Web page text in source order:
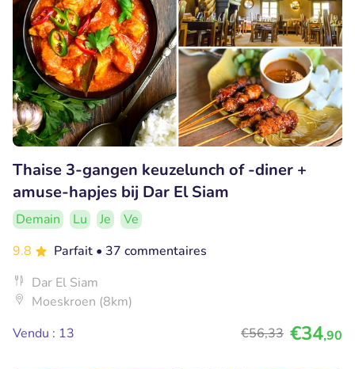
Thaise 3-gangen keuzelunch of -diner +
amuse-hapjes bij Dar El Siam
Demain Lu Je
Ve
9.8
Parfait • 37 commentaires
Dar El Siam
Moeskroen (8km)
Vendu : 13
€56,33 €34,90